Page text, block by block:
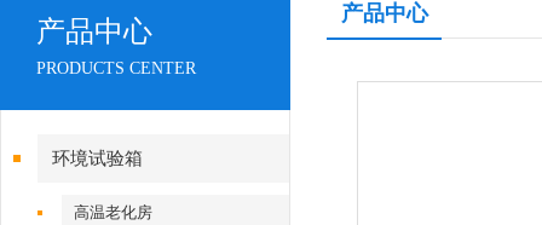
产品中心
PRODUCTS CENTER
环境试验箱
高温老化房
产品中心